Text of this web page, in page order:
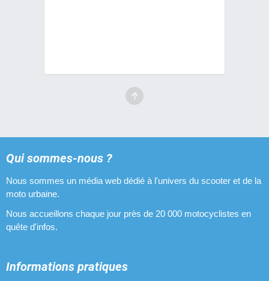
Qui sommes-nous ?
Nous sommes un média web dédié à l'univers du scooter et de la
moto urbaine.
Nous accueillons chaque jour près de 20 000 motocyclistes en
quête d'infos.
Informations pratiques